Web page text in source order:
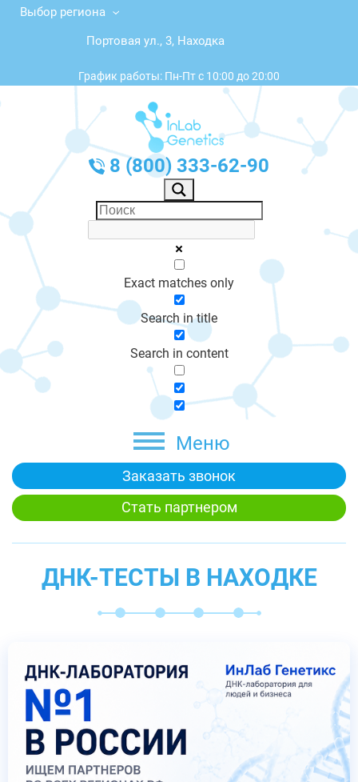
Выбор региона
Портовая ул., 3, Находка
График работы: Пн-Пт с 10:00 до 20:00
8 (800) 333-62-90
Exact matches only
Search in title
Search in content
Меню
Заказать звонок
Стать партнером
ДНК-ТЕСТЫ В НАХОДКЕ